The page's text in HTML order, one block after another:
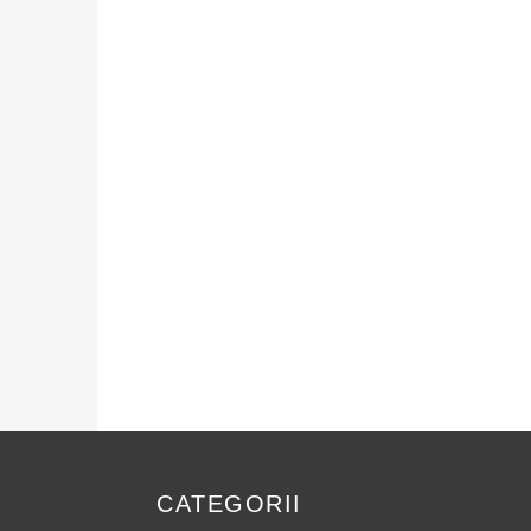
CATEGORII